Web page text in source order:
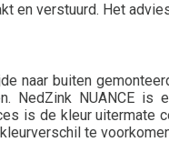
en verstuurd. Het
naar buiten
NedZink NUANCE is
is de kleur uitermate
te